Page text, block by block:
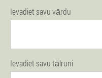
Ievadiet savu vārdu
Ievadiet savu tālruni